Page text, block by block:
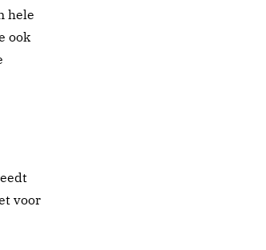
hele
ook
voor